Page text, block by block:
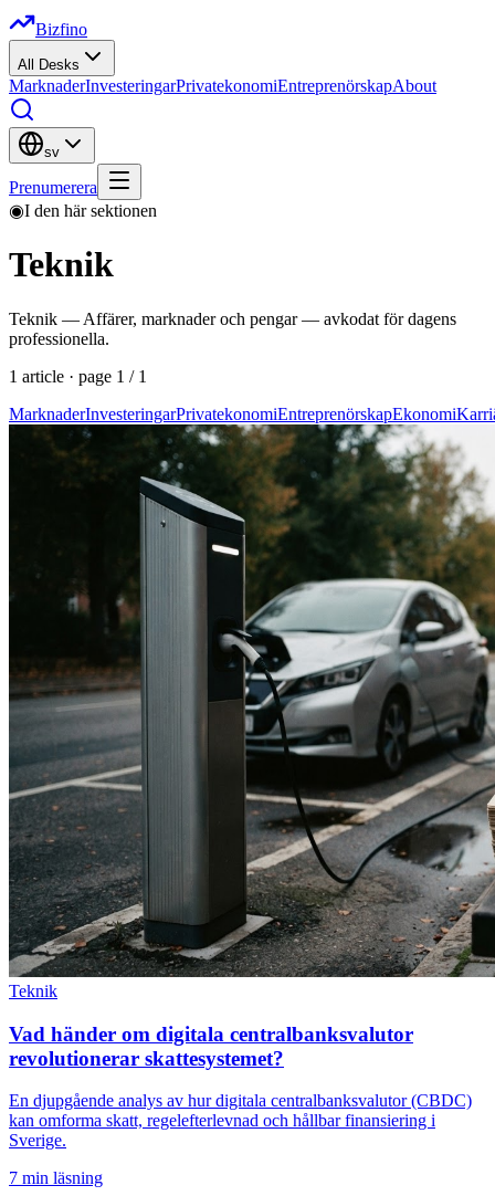
Bizfino
All Desks
MarknaderInvesteringarPrivatekonomiEntreprenörskapAbout
sv
Prenumerera
◉I den här sektionen
Teknik
Teknik — Affärer, marknader och pengar — avkodat för dagens
professionella.
1 article · page 1 / 1
MarknaderInvesteringarPrivatekonomiEntreprenörskapEkonomi
Teknik
Vad händer om digitala centralbanksvalutor
revolutionerar skattesystemet?
En djupgående analys av hur digitala centralbanksvalutor (CBDC)
kan omforma skatt, regelefterlevnad och hållbar finansiering i
Sverige.
7 min läsning